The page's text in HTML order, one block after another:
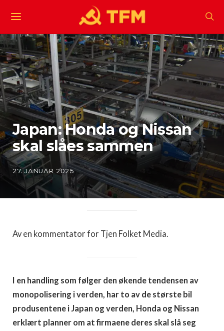
Japan: Honda og Nissan
skal slåes sammen
27. JANUAR 2025
Av en kommentator for Tjen Folket Media.
I en handling som følger den økende tendensen av
monopolisering i verden, har to av de største bil
produsentene i Japan og verden, Honda og Nissan
erklært planner om at firmaene deres skal slå seg